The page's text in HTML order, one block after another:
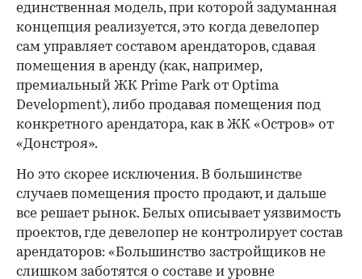
единственная модель, при которой задуманная
концепция реализуется, это когда девелопер
сам управляет составом арендаторов, сдавая
помещения в аренду (как, например,
премиальный ЖК Prime Park от Optima
Development), либо продавая помещения под
конкретного арендатора, как в ЖК «Остров» от
«Донстроя».
Но это скорее исключения. В большинстве
случаев помещения просто продают, и дальше
все решает рынок. Белых описывает уязвимость
проектов, где девелопер не контролирует состав
арендаторов: «Большинство застройщиков не
слишком заботятся о составе и уровне